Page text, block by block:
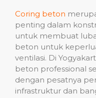
Coring beton
penting dalam
untuk membuat
beton untuk
ventilasi. Di
beton professional
dengan pesatnya
infrastruktur dan